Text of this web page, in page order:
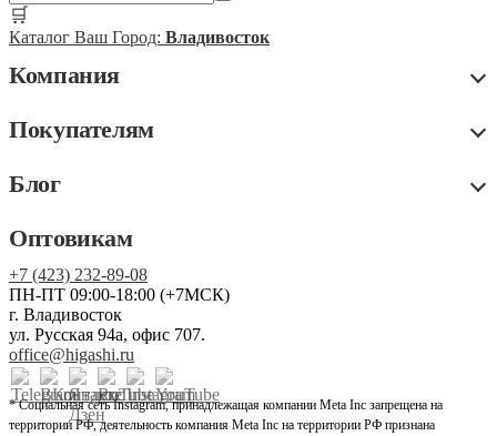
🛒
Каталог Ваш Город: Владивосток
Компания
Покупателям
Блог
Оптовикам
+7 (423) 232-89-08
ПН-ПТ 09:00-18:00 (+7МСК)
г. Владивосток
ул. Русская 94а, офис 707.
office@higashi.ru
* Социальная сеть Instagram, принадлежащая компании Meta Inc запрещена на
территории РФ, деятельность компания Meta Inc на территории РФ признана